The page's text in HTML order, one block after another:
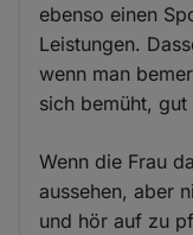
ebenso einen
Leistungen.
wenn man
sich bemüht,
Wenn die Frau
aussehen, aber
und hör auf zu